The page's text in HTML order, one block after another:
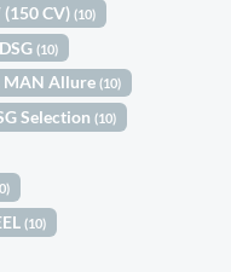
(150 CV)(10)
(10)
MAN Allure(10)
Selection(10)
(10)